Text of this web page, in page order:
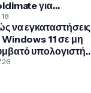
για
ξεχώρισμα
δίπλωμα ρούχων!
να εγκαταστήσεις
Windows 11 σε μη
υπολογιστή
Rufus και Ventoy